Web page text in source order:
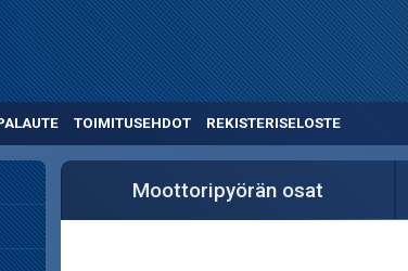
TOIMITUSEHDOT REKISTERISELOSTE
Moottoripyörän osat